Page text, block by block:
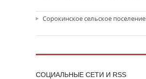
Сорокинское сельское поселение
CОЦИАЛЬНЫЕ СЕТИ И RSS